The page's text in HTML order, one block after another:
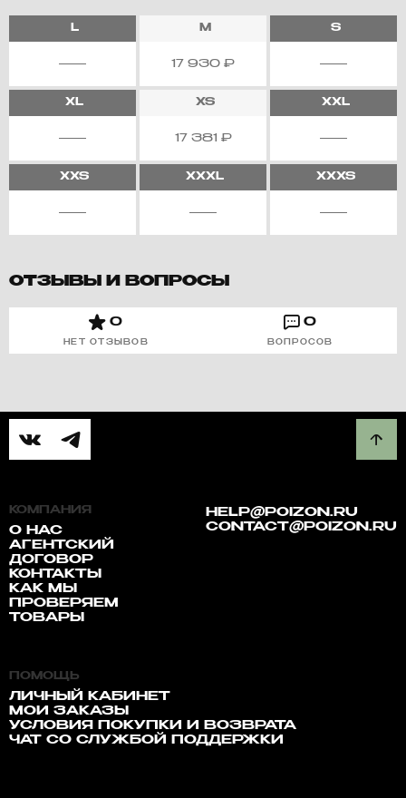
L M
17 930 ₽
S
XL XS
17 381 ₽
XXL
XXS XXXL XXXS
ОТЗЫВЫ И ВОПРОСЫ
0
НЕТ ОТЗЫВОВ
0
ВОПРОСОВ
КОМПАНИЯ
О НАС
АГЕНТСКИЙ
ДОГОВОР
КОНТАКТЫ
КАК МЫ
ПРОВЕРЯЕМ
ТОВАРЫ
HELP@POIZON.RU
CONTACT@POIZON.RU
ПОМОЩЬ
ЛИЧНЫЙ КАБИНЕТ
МОИ ЗАКАЗЫ
УСЛОВИЯ ПОКУПКИ И ВОЗВРАТА
ЧАТ СО СЛУЖБОЙ ПОДДЕРЖКИ